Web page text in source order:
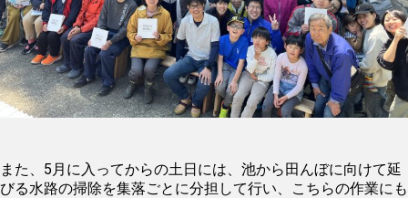
また、5月に入ってからの土日には、池から田んぼに向けて延
びる水路の掃除を集落ごとに分担して行い、こちらの作業にも